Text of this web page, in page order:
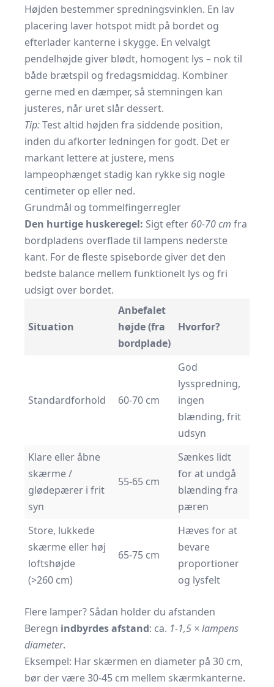
Højden bestemmer spredningsvinklen. En lav
placering laver hotspot midt på bordet og
efterlader kanterne i skygge. En velvalgt
pendelhøjde giver blødt, homogent lys – nok til
både brætspil og fredagsmiddag. Kombiner
gerne med en dæmper, så stemningen kan
justeres, når uret slår dessert.
Tip:Test altid højden fra siddende position,
inden du afkorter ledningen for godt. Det er
markant lettere at justere, mens
lampeophænget stadig kan rykke sig nogle
centimeter op eller ned.
Grundmål og tommelfingerregler
Den hurtige huskeregel: Sigt efter 60-70 cm fra
bordpladens overflade til lampens nederste
kant. For de fleste spiseborde giver det den
bedste balance mellem funktionelt lys og fri
udsigt over bordet.
Situation
Anbefalet
højde (fra
bordplade)
Hvorfor?
Standard­forhold 60-70 cm
God
lysspredning,
ingen
blænding, frit
udsyn
Klare eller åbne
skærme /
glødepærer i frit
syn
55-65 cm
Sænkes lidt
for at undgå
blænding fra
pæren
Store, lukkede
skærme eller høj
loftshøjde
(>260 cm)
65-75 cm
Hæves for at
bevare
proportioner
og lysfelt
Flere lamper? Sådan holder du afstanden
Beregn indbyrdes afstand: ca. 1-1,5 × lampens
diameter.
Eksempel: Har skærmen en diameter på 30 cm,
bør der være 30-45 cm mellem skærmkanterne.